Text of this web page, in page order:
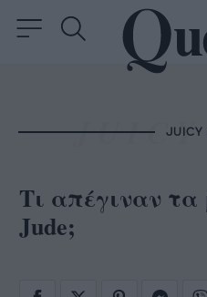
JUICY
Τι απέγιναν
Jude;